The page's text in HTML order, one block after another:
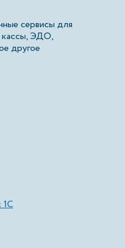
сервисы для
ЭДО,
другое
1С